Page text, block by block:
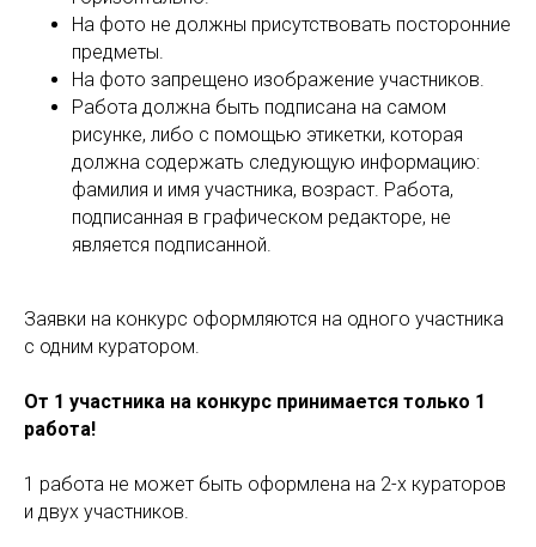
На фото не должны присутствовать посторонние
предметы.
На фото запрещено изображение участников.
Работа должна быть подписана на самом
рисунке, либо с помощью этикетки, которая
должна содержать следующую информацию:
фамилия и имя участника, возраст. Работа,
подписанная в графическом редакторе, не
является подписанной.
Заявки на конкурс оформляются на одного участника
с одним куратором.
От 1 участника на конкурс принимается только 1
работа!
1 работа не может быть оформлена на 2-х кураторов
и двух участников.